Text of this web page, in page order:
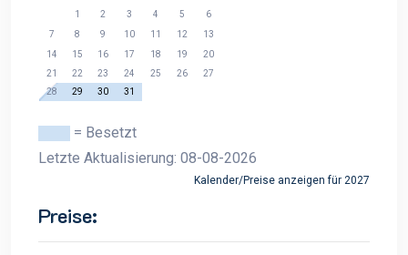
1
2 3 4 5
6
7
8 9 10 11 12
13
14
15 16 17 18 19
20
21
22 23 24 25 26
27
28
29 30 31
= Besetzt
Letzte Aktualisierung: 08-08-2026
Kalender/Preise anzeigen für 2027
Preise: